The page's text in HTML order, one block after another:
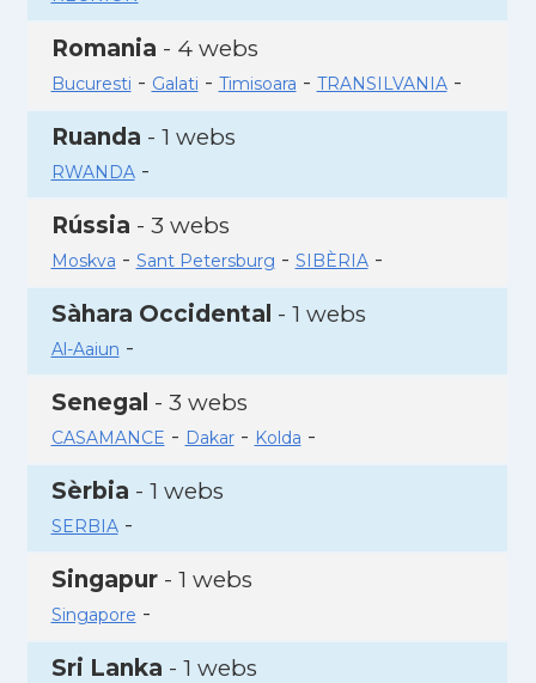
Romania - 4 webs
Bucuresti - Galati - Timisoara - TRANSILVANIA-
Ruanda - 1 webs
RWANDA-
Rússia - 3 webs
Moskva - Sant Petersburg - SIBÈRIA-
Sàhara Occidental - 1 webs
Al-Aaiun -
Senegal - 3 webs
CASAMANCE - Dakar- Kolda -
Sèrbia - 1 webs
SERBIA-
Singapur- 1 webs
Singapore -
Sri Lanka - 1 webs